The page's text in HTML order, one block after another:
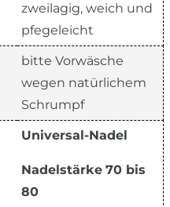
zweilagig, weich und
pfegeleicht
bitte Vorwäsche
wegen natürlichem
Schrumpf
Universal-Nadel
Nadelstärke 70 bis
80